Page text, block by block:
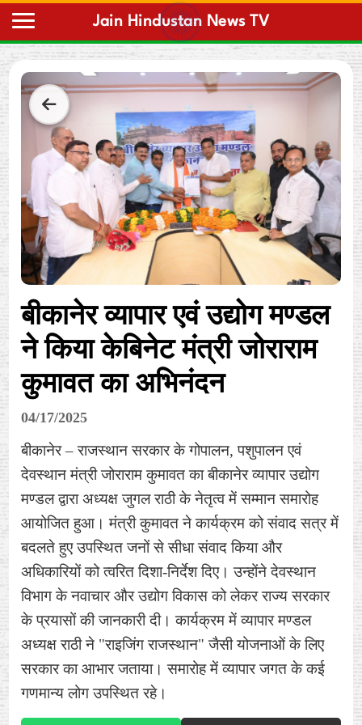
Home
बीकानेर व्यापार एवं उद्योग मण्डल
ने किया केबिनेट मंत्री जोराराम
कुमावत का अभिनंदन
04/17/2025
बीकानेर – राजस्थान सरकार के गोपालन, पशुपालन एवं
देवस्थान मंत्री जोराराम कुमावत का बीकानेर व्यापार उद्योग
मण्डल द्वारा अध्यक्ष जुगल राठी के नेतृत्व में सम्मान समारोह
आयोजित हुआ। मंत्री कुमावत ने कार्यक्रम को संवाद सत्र में
बदलते हुए उपस्थित जनों से सीधा संवाद किया और
अधिकारियों को त्वरित दिशा-निर्देश दिए। उन्होंने देवस्थान
विभाग के नवाचार और उद्योग विकास को लेकर राज्य सरकार
के प्रयासों की जानकारी दी। कार्यक्रम में व्यापार मण्डल
अध्यक्ष राठी ने "राइजिंग राजस्थान" जैसी योजनाओं के लिए
सरकार का आभार जताया। समारोह में व्यापार जगत के कई
गणमान्य लोग उपस्थित रहे।